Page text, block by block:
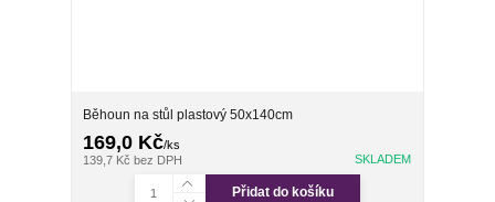
Běhoun na stůl plastový 50x140cm
169,0 Kč/ks
139,7 Kčbez DPH SKLADEM
Přidat do košíku